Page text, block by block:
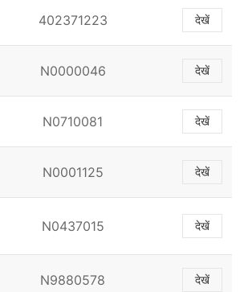
402371223 देखें
N0000046 देखें
N0710081 देखें
N0001125 देखें
N0437015 देखें
N9880578 देखें